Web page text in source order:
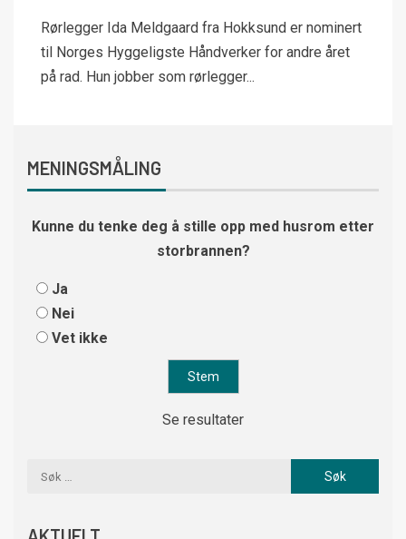
Rørlegger Ida Meldgaard fra Hokksund er nominert
til Norges Hyggeligste Håndverker for andre året
på rad. Hun jobber som rørlegger...
MENINGSMÅLING
Kunne du tenke deg å stille opp med husrom etter
storbrannen?
Ja
Nei
Vet ikke
Se resultater